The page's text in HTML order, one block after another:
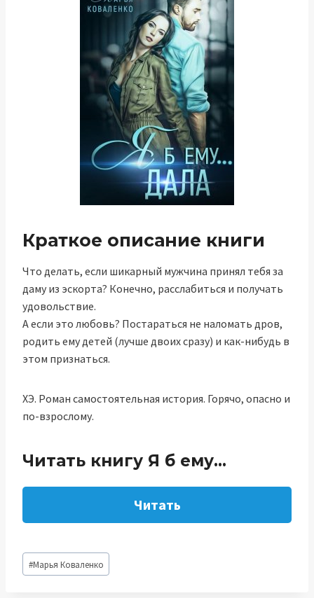
Краткое описание книги
Что делать, если шикарный мужчина принял тебя за
даму из эскорта? Конечно, расслабиться и получать
удовольствие.
А если это любовь? Постараться не наломать дров,
родить ему детей (лучше двоих сразу) и как-нибудь в
этом признаться.
ХЭ. Роман самостоятельная история. Горячо, опасно и
по-взрослому.
Читать книгу Я б ему…
Читать
Метки
записи:
#Марья Коваленко